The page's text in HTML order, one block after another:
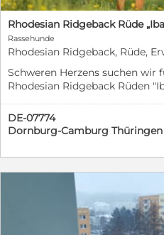
Rassehunde
Rhodesian Ridgeback, Rüde,
Schweren Herzens suchen wir
Rhodesian Ridgeback Rüden
passendes Zuhause. Ein Grund
bereits ein weiterer Ridgeback-
Haushalt lebt und es dadurch
korrekten Maß stehender
Charakterlich zeigt er sich
ohne Scheu gegenüber
Fremden. Mit der richtigen
DE-07774
Dornburg-Camburg Thüringen